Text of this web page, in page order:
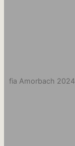
fia Amorbach 2024